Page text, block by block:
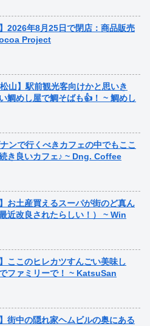
2026年8月25日で閉店：商品販売
Project
山】駅前観光客向けかと思いき
鯛めし屋で鯛そばも👍！ ~ 鯛めし
ンで行くべきカフェの中でもここ
き良いカフェ♪ ~ Dng. Coffee
お土産買えるスーパが街のど真ん
近改良されたらしい！） ~ Win
ここのヒレカツすんごい美味し
ファミリーで！ ~ KatsuSan
街中の隠れ家ヘムビルの奥にある